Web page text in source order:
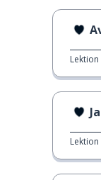
Lektion
Lektion